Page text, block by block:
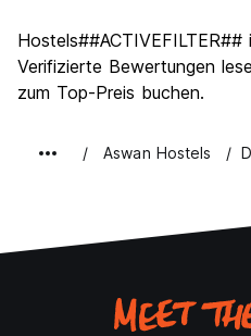
Kultur
Nachtleben / Party
Verifizierte Bewertungen
zum Top-Preis buchen.
Aswan Hostels